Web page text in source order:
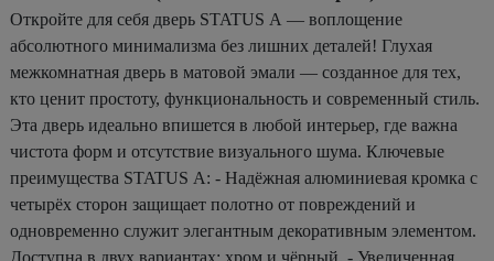
Откройте для себя дверь STATUS А — воплощение
абсолютного минимализма без лишних деталей! Глухая
межкомнатная дверь в матовой эмали — созданное для тех,
кто ценит простоту, функциональность и современный стиль.
Эта дверь идеально впишется в любой интерьер, где важна
чистота форм и отсутствие визуального шума. Ключевые
преимущества STATUS А: - Надёжная алюминиевая кромка с
четырёх сторон защищает полотно от повреждений и
одновременно служит элегантным декоративным элементом.
Доступна в двух вариантах: хром и чёрный. - Увеличенная